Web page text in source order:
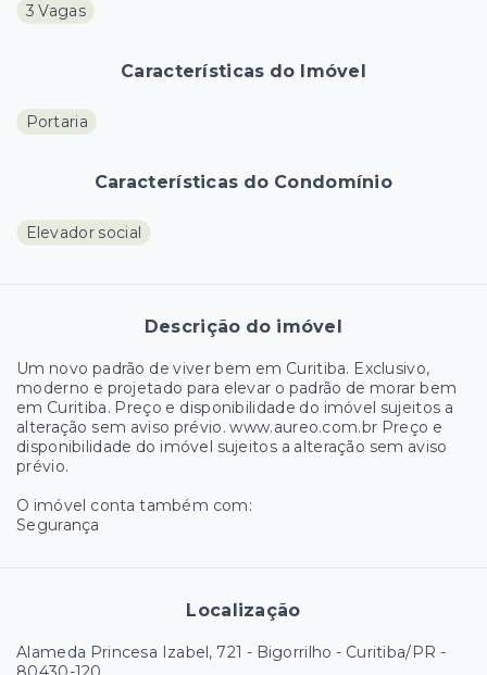
3 Vagas
Características do Imóvel
Portaria
Características do Condomínio
Elevador social
Descrição do imóvel
Um novo padrão de viver bem em Curitiba. Exclusivo,
moderno e projetado para elevar o padrão de morar bem
em Curitiba. Preço e disponibilidade do imóvel sujeitos a
alteração sem aviso prévio. www.aureo.com.br Preço e
disponibilidade do imóvel sujeitos a alteração sem aviso
prévio.
O imóvel conta também com:
Segurança
Localização
Alameda Princesa Izabel, 721 - Bigorrilho - Curitiba/PR -